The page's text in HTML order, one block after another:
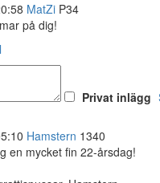
MatZi P34
på dig!
Privat inlägg
Hamstern 1340
en mycket fin 22-årsdag!